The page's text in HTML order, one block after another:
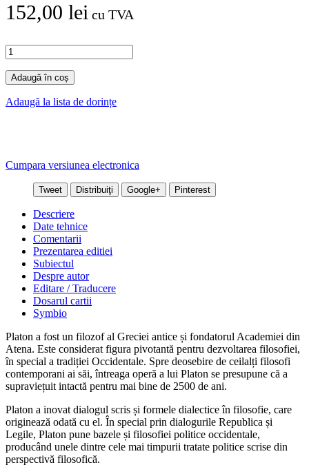
152,00 lei cu TVA
Adaugă în coș
Adaugă la lista de dorințe
Cumpara versiunea electronica
Tweet Distribuiţi Google+ Pinterest
Descriere
Date tehnice
Comentarii
Prezentarea editiei
Subiectul
Despre autor
Editare / Traducere
Dosarul cartii
Symbio
Platon a fost un filozof al Greciei antice și fondatorul Academiei din
Atena. Este considerat figura pivotantă pentru dezvoltarea filosofiei,
în special a tradiției Occidentale. Spre deosebire de ceilalți filosofi
contemporani ai săi, întreaga operă a lui Platon se presupune că a
supraviețuit intactă pentru mai bine de 2500 de ani.
Platon a inovat dialogul scris și formele dialectice în filosofie, care
originează odată cu el. În special prin dialogurile Republica și
Legile, Platon pune bazele și filosofiei politice occidentale,
producând unele dintre cele mai timpurii tratate politice scrise din
perspectivă filosofică.